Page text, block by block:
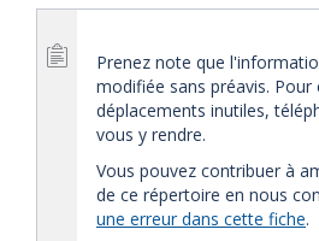
Prenez note que
modifiée sans préavis. Pour
déplacements inutiles,
vous y rendre.
Vous pouvez contribuer à
de ce répertoire en nous
une erreur dans cette fiche.